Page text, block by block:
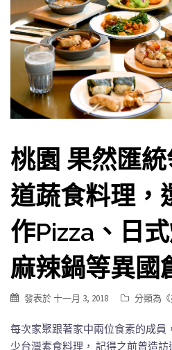
桃園 果然匯
道蔬食料理，
作Pizza、日式
麻辣鍋等異國
發表於十一月 3, 2018 分類為《
每次家聚跟著家中兩位食素的成員
少台灣素食料理， 記得之前曾造